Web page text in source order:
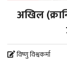
अखिल
विष्णु विश्वकर्मा